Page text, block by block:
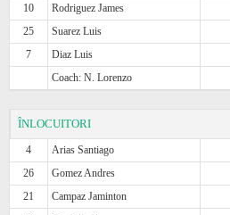
10
Rodriguez James
25
Suarez Luis
7
Diaz Luis
Coach: N. Lorenzo
ÎNLOCUITORI
4 Arias Santiago
26
Gomez Andres
21
Campaz Jaminton